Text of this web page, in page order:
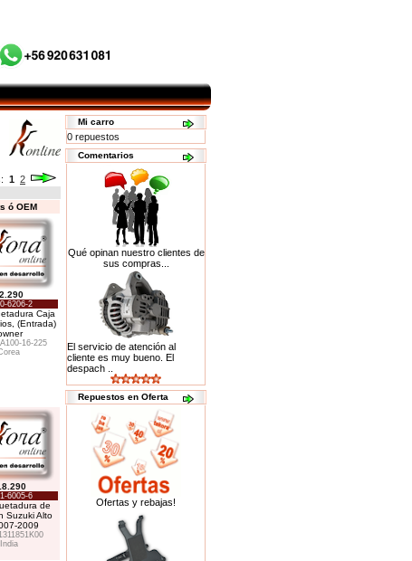
1 2
ó OEM
6206-2
Caja
(Entrada)
16-225
6005-6
de
Suzuki Alto
2009
India
Mi carro
0 repuestos
Comentarios
Qué opinan nuestro clientes de
sus compras...
El servicio de atención al
cliente es muy bueno. El
despach ..
Repuestos en Oferta
Ofertas y rebajas!